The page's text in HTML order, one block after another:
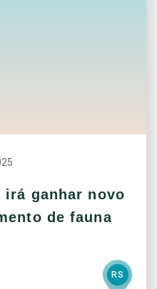
irá ganhar novo
de fauna
RS